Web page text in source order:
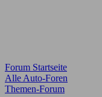
Forum Startseite
Alle Auto-Foren
Themen-Forum